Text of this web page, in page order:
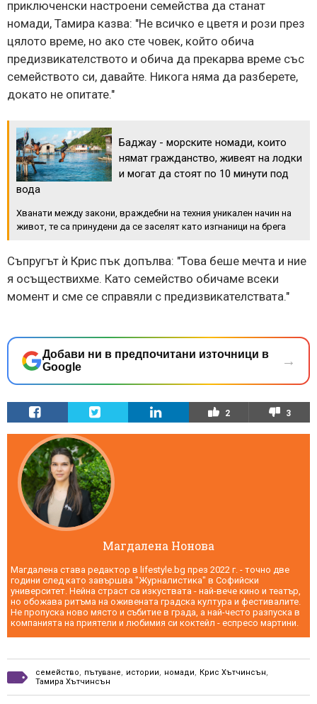
приключенски настроени семейства да станат
номади, Тамира казва: "Не всичко е цветя и рози през
цялото време, но ако сте човек, който обича
предизвикателството и обича да прекарва време със
семейството си, давайте. Никога няма да разберете,
докато не опитате."
Баджау - морските номади, които
нямат гражданство, живеят на лодки
и могат да стоят по 10 минути под
вода
Хванати между закони, враждебни на техния уникален начин на
живот, те са принудени да се заселят като изгнаници на брега
Съпругът ѝ Крис пък допълва: "Това беше мечта и ние
я осъществихме. Като семейство обичаме всеки
момент и сме се справяли с предизвикателствата."
Добави ни в предпочитани източници в
Google
→
2 3
Магдалена Нонова
Магдалена става редактор в lifestyle.bg през 2022 г. - точно две
години след като завършва "Журналистика" в Софийски
университет. Нейна страст са изкуствата - най-вече кино и театър,
но обожава ритъма на оживената градска култура и фестивалите.
Не пропуска ново място и събитие в града, а най-често разпуска в
компанията на приятели и любимия си коктейл - еспресо мартини.
семейство, пътуване, истории, номади, Крис Хътчинсън,
Тамира Хътчинсън